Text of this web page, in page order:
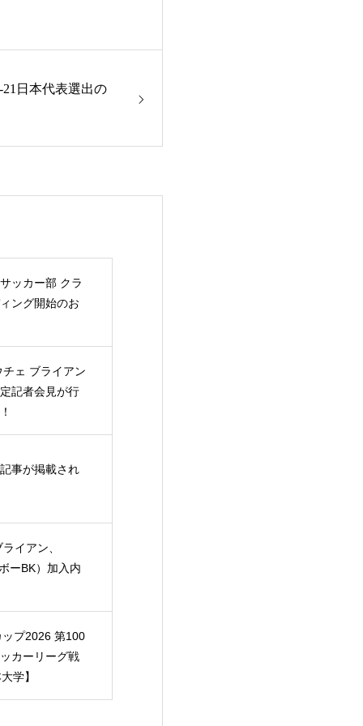
日本代表選出の
ッカー部 クラ
ング開始のお
ェ ブライアン
記者会見が行
事が掲載され
イアン、
ーBK）加入内
プ2026 第100
カーリーグ戦
学】